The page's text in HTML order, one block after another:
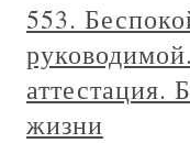
553.
аттестация.
жизни